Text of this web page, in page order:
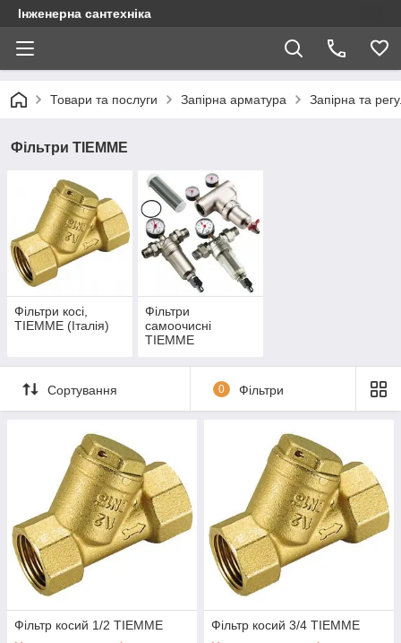
Інженерна сантехніка
Товари та послуги Запірна арматура Запірна та
Фільтри TIEMME
Фільтри косі,
TIEMME (Італія)
Фільтри
самоочисні
TIEMME
Сортування 0 Фільтри
Фільтр косий 1/2 TIEMME
Фільтр косий 3/4 TIEMME